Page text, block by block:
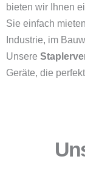
bieten wir Ihnen
Sie einfach
Industrie, im
Unsere
Geräte, die